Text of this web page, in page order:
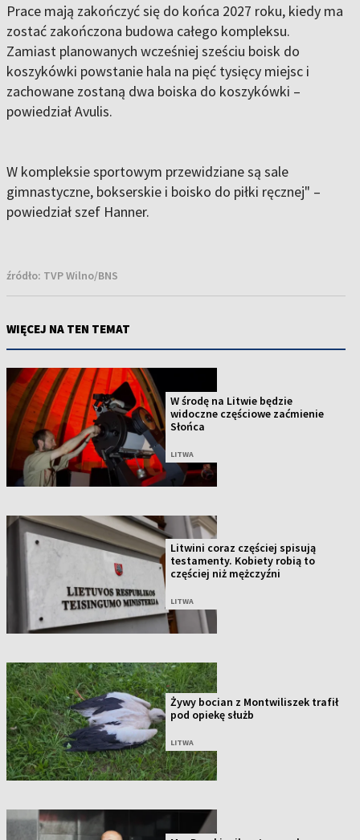
Prace mają zakończyć się do końca 2027 roku, kiedy ma
zostać zakończona budowa całego kompleksu.
Zamiast planowanych wcześniej sześciu boisk do
koszykówki powstanie hala na pięć tysięcy miejsc i
zachowane zostaną dwa boiska do koszykówki –
powiedział Avulis.
W kompleksie sportowym przewidziane są sale
gimnastyczne, bokserskie i boisko do piłki ręcznej" –
powiedział szef Hanner.
źródło: TVP Wilno/BNS
WIĘCEJ NA TEN TEMAT
W środę na Litwie będzie
widoczne częściowe zaćmienie
Słońca
LITWA
Litwini coraz częściej spisują
testamenty. Kobiety robią to
częściej niż mężczyźni
LITWA
Żywy bocian z Montwiliszek trafił
pod opiekę służb
LITWA